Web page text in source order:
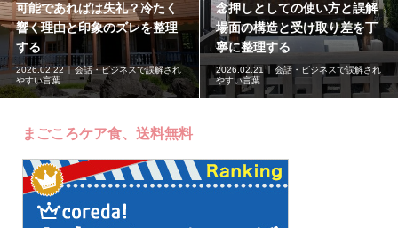
の使い方と誤解
受け取り差を丁
話・ビジネスで誤解され
念押しとしてが重く響く背景
と印象のズレを構造から丁寧
に読む
2026.02.20
会話・ビジネスで誤解され
やすい言葉
念押しと
こえる理
く背景
2026.02.19
やすい言葉
まごころケア食、送料無料